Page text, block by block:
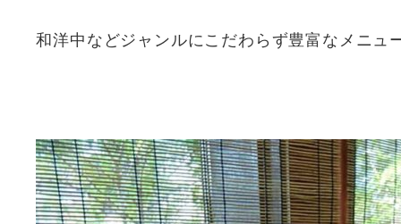
和洋中などジャンルにこだわらず豊富なメニュ